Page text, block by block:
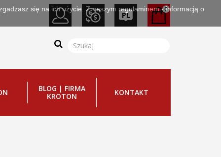
PL
0
BLOG | FIRMA
KROTON
KONTAKT
się na ich użycie. Z naszym regulaminem - informacją o